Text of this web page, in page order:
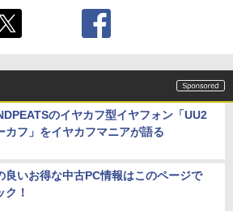
【中古】Nintendo Nintendo Switch 2
日本語・国内専用 BEE-S-KB6CA【神
戸】保証期間1ヶ月【ランクA】
のイヤカフ型イヤフォン「UU2
カフ」をイヤカフマニアが語る
良いお得な中古PC情報はこのページで
ク！